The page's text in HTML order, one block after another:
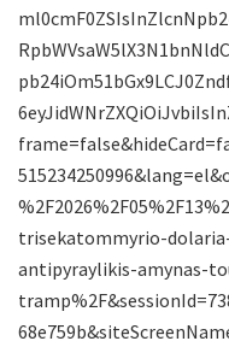
trisekatommyrio-
antipyraylikis-amynas-